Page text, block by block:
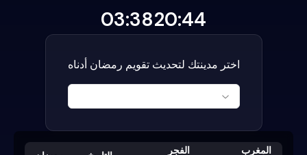
03:3820:44
اختر مدينتك لتحديث تقويم رمضان أدناه
الفجر المغرب